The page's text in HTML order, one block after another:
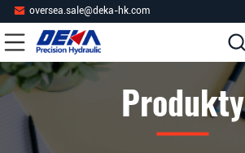
oversea.sale@deka-hk.com
Produkty